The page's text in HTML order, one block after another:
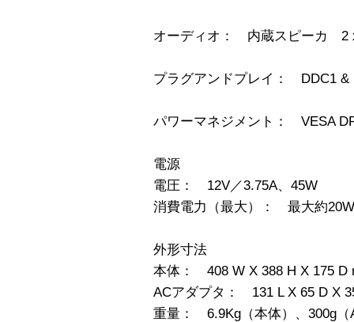
オーディオ： 内蔵スピーカ 2
プラグアンドプレイ： DDC1 &
パワーマネジメント： VESA
電源
電圧： 12V／3.75A、45W
消費電力（最大）： 最大約
外形寸法
本体： 408 W X 388 H X 175 D
ACアダプタ： 131 L X 65 D X
重量： 6.9Kg（本体）、300g（